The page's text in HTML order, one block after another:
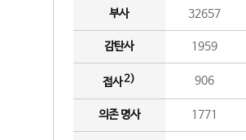
부사 32657
감탄사 1959
접사2) 906
의존 명사 1771